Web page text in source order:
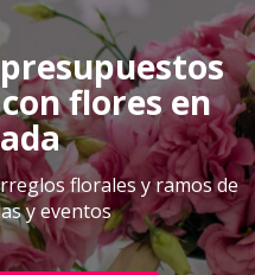
flores en
florales y ramos de
y eventos